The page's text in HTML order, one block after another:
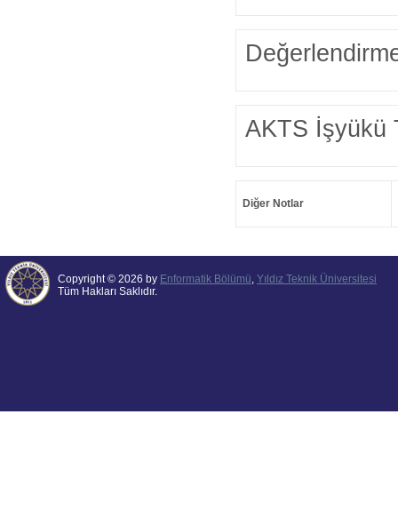
AKTS İşyükü
Diğer Notlar
Copyright © 2026 by Enformatik Bölümü, Yıldız Teknik Üniversitesi
Tüm Hakları Saklıdır.